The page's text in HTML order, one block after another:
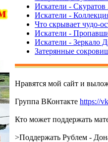
Искатели -
Искатели -
Что скрывает чудо-
Искатели -
Искатели - Зеркало
Затерянные
Нравятся мой сайт и
Группа ВКонтакте https://
Кто может поддержать
>Поддержать Рублем -